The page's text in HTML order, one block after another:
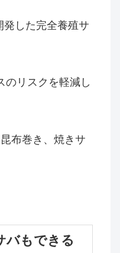
した完全養殖サ
のリスクを軽減し
布巻き、焼きサ
バもできる